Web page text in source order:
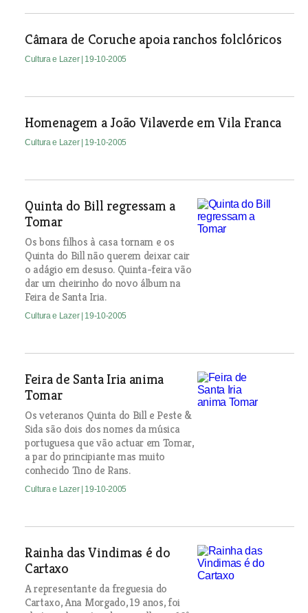
Câmara de Coruche apoia ranchos folclóricos
Cultura e Lazer | 19-10-2005
Homenagem a João Vilaverde em Vila Franca
Cultura e Lazer | 19-10-2005
Quinta do Bill regressam a
Tomar
Os bons filhos à casa tornam e os
Quinta do Bill não querem deixar cair
o adágio em desuso. Quinta-feira vão
dar um cheirinho do novo álbum na
Feira de Santa Iria.
Cultura e Lazer | 19-10-2005
Feira de Santa Iria anima
Tomar
Os veteranos Quinta do Bill e Peste &
Sida são dois dos nomes da música
portuguesa que vão actuar em Tomar,
a par do principiante mas muito
conhecido Tino de Rans.
Cultura e Lazer | 19-10-2005
Rainha das Vindimas é do
Cartaxo
A representante da freguesia do
Cartaxo, Ana Morgado, 19 anos, foi